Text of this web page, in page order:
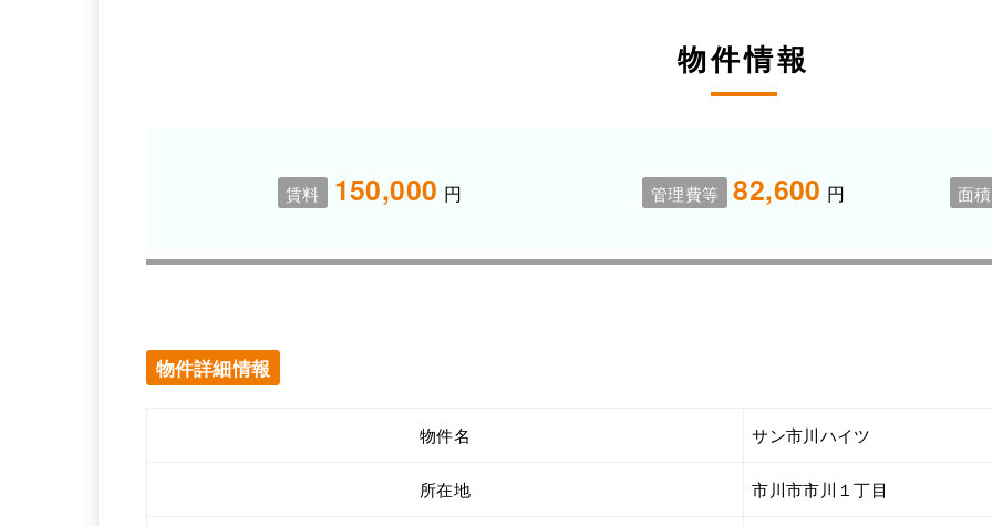
物件情報
賃料 150,000 円 管理費等 82,600 円 面積
物件詳細情報
物件名 サン市川ハイツ
所在地 市川市市川１丁目